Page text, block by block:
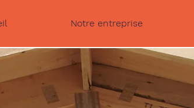
Notre entreprise